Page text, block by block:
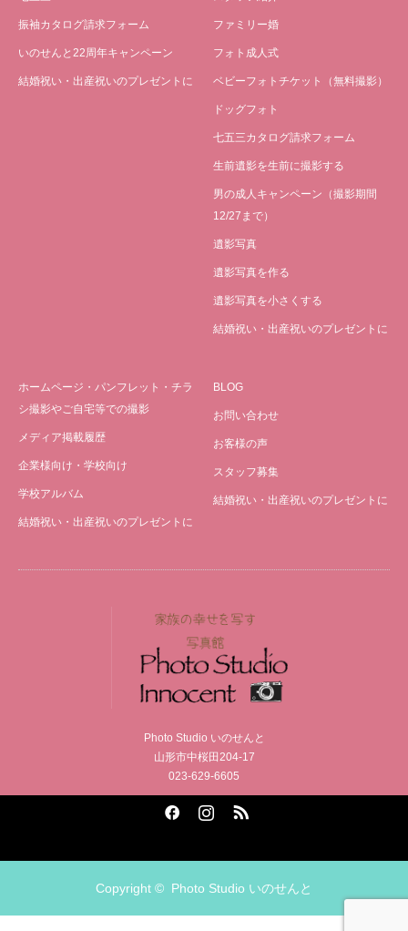
振袖カタログ請求フォーム
いのせんと22周年キャンペーン
結婚祝い・出産祝いのプレゼントに
ファミリー婚
フォト成人式
ベビーフォトチケット（無料撮影）
ドッグフォト
七五三カタログ請求フォーム
生前遺影を生前に撮影する
男の成人キャンペーン（撮影期間
12/27まで）
遺影写真
遺影写真を作る
遺影写真を小さくする
結婚祝い・出産祝いのプレゼントに
ホームページ・パンフレット・チラ
シ撮影やご自宅等での撮影
メディア掲載履歴
企業様向け・学校向け
学校アルバム
結婚祝い・出産祝いのプレゼントに
BLOG
お問い合わせ
お客様の声
スタッフ募集
結婚祝い・出産祝いのプレゼントに
Photo Studio いのせんと
山形市中桜田204-17
023-629-6605
Copyright © Photo Studio いのせんと